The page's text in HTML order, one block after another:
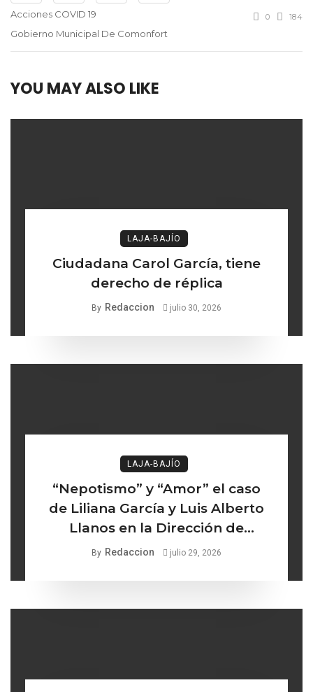
Acciones COVID 19
Gobierno Municipal De Comonfort
0 184
YOU MAY ALSO LIKE
LAJA-BAJÍO
Ciudadana Carol García, tiene
derecho de réplica
By Redaccion julio 30, 2026
LAJA-BAJÍO
“Nepotismo” y “Amor” el caso
de Liliana García y Luis Alberto
Llanos en la Dirección de
Turismo de Comonfort la línea
By Redaccion julio 29, 2026